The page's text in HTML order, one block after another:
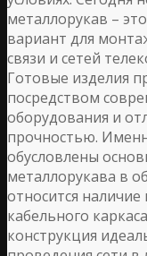
металлорукав –
вариант для
связи и сетей
Готовые изделия
посредством
оборудования и
прочностью.
обусловлены
металлорукава в
относится наличие
кабельного
конструкция